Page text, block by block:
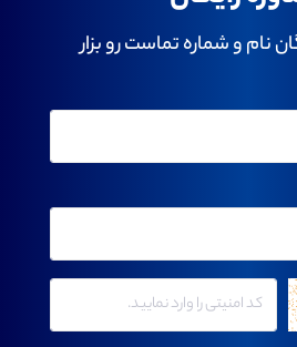
نام و شماره تماست رو بزار